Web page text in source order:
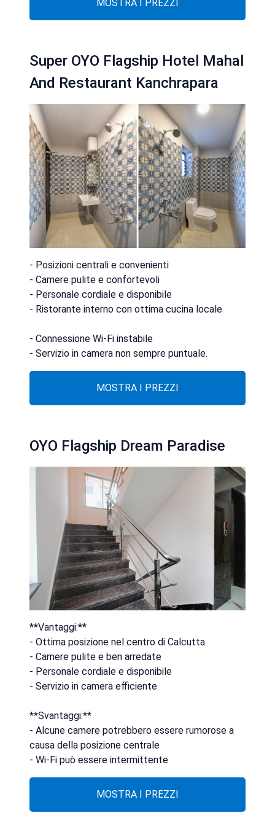
MOSTRA I PREZZI
Super OYO Flagship Hotel Mahal
And Restaurant Kanchrapara
- Posizioni centrali e convenienti
- Camere pulite e confortevoli
- Personale cordiale e disponibile
- Ristorante interno con ottima cucina locale
- Connessione Wi-Fi instabile
- Servizio in camera non sempre puntuale.
MOSTRA I PREZZI
OYO Flagship Dream Paradise
**Vantaggi:**
- Ottima posizione nel centro di Calcutta
- Camere pulite e ben arredate
- Personale cordiale e disponibile
- Servizio in camera efficiente
**Svantaggi:**
- Alcune camere potrebbero essere rumorose a
causa della posizione centrale
- Wi-Fi può essere intermittente
MOSTRA I PREZZI